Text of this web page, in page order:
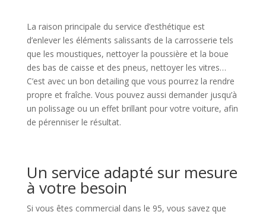
La raison principale du service d’esthétique est
d’enlever les éléments salissants de la carrosserie tels
que les moustiques, nettoyer la poussière et la boue
des bas de caisse et des pneus, nettoyer les vitres…
C’est avec un bon detailing que vous pourrez la rendre
propre et fraîche. Vous pouvez aussi demander jusqu’à
un polissage ou un effet brillant pour votre voiture, afin
de pérenniser le résultat.
Un service adapté sur mesure
à votre besoin
Si vous êtes commercial dans le 95, vous savez que